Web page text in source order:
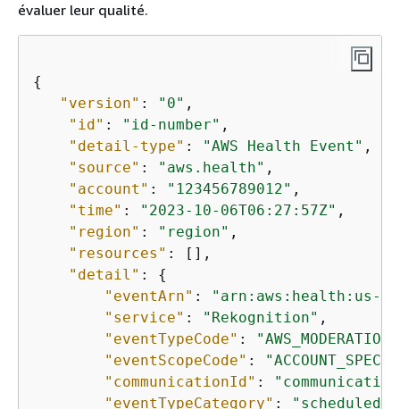
évaluer leur qualité.
{
"version" : "0" ,
"id" : "id-number" ,
"detail-type" : "AWS Health Event" ,
"source" : "aws.health" ,
"account" : "123456789012" ,
"time" : "2023-10-06T06:27:57Z" ,
"region" : "region" ,
"resources" : [],
"detail" : {
"eventArn" :
"arn:aws:health:us-east-
"service" : "Rekognition" ,
"eventTypeCode" :
"eventScopeCode" :
"communicationId" :
"eventTypeCategory" :